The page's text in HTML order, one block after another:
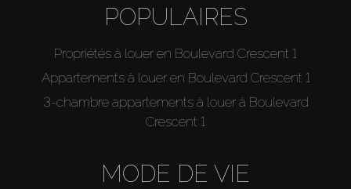
POPULAIRES
Propriétés à louer en Boulevard Crescent 1
Appartements à louer en Boulevard Crescent 1
3-chambre appartements à louer à Boulevard
Crescent 1
MODE DE VIE